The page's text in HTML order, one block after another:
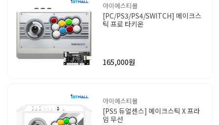
아이에스티몰
[PC/PS3/PS4/SWITCH] 메이크스
틱 프로 타키온
165,000원
아이에스티몰
[PS5 듀얼센스] 메이크스틱 X 프라
임 무선